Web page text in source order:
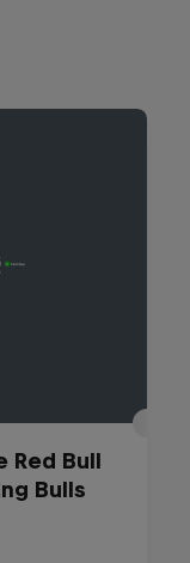
Red Bull
Bulls